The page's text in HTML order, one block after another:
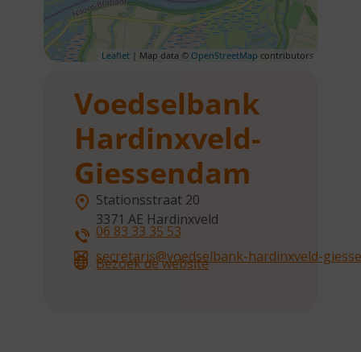
Leaflet | Map data © OpenStreetMap contributors
Voedselbank
Hardinxveld-
Giessendam
Stationsstraat 20
3371 AE Hardinxveld
06 83 33 35 53
secretaris@voedselbank-hardinxveld-
Bezoek de website